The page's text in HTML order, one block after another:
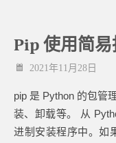
Pip 使用简
2021年11月28日
pip 是 Python 的包管
装、卸载等。 从
进制安装程序中。如